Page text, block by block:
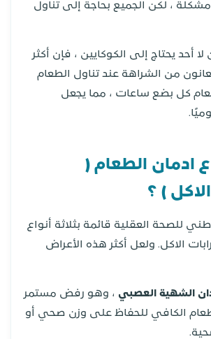
مشكلة ، لكن الجميع بحاجة إلى تناول
أحد يحتاج إلى الكوكايين ، فإن أكثر
من الشراهة عند تناول الطعام
كل بضع ساعات ، مما يجعل
ادمان الطعام (
) ؟
للصحة العقلية قائمة بثلاثة أنواع
الاكل. ولعل أكثر هذه الأعراض
الشهية العصبي ، وهو رفض مستمر
الكافي للحفاظ على وزن صحي أو